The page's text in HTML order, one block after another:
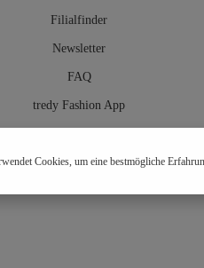
Filialfinder
Newsletter
FAQ
tredy Fashion App
Hosenberater
Cookies, um eine bestmögliche